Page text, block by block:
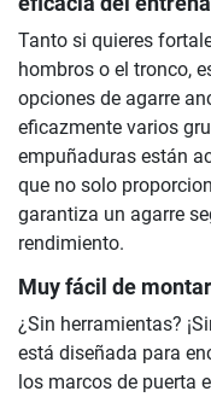
Tanto si quieres
hombros o el tronco,
opciones de agarre
eficazmente varios
empuñaduras están
que no solo
garantiza un agarre
rendimiento.
Muy fácil de montar
¿Sin herramientas?
está diseñada para
los marcos de puerta